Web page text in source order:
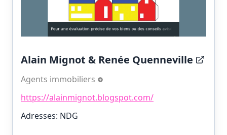
Alain Mignot & Renée Quenneville
Agents immobiliers
https://alainmignot.blogspot.com/
Adresses: NDG